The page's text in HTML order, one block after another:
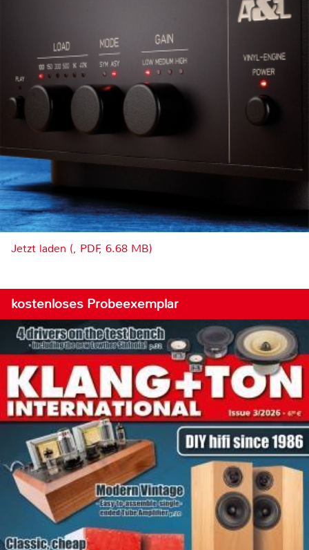
Jetzt laden (, PDF, 6.68 MB)
kostenloses Probeexemplar